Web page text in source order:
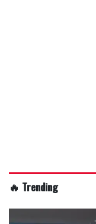
🔥 Trending